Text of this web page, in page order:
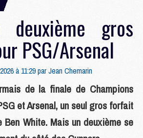
gros
PSG/Arsenal
à 11:29 parJean Chemarin
de la finale de Champions
et Arsenal, un seul gros forfait
White. Mais un deuxième se